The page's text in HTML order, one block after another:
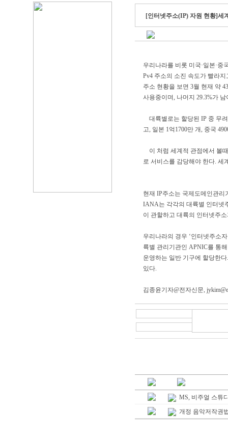
[인터넷주소(IP) 자원 현황]세
우리나라를 비롯 미국·일본·
Pv4 주소의 소진 속도가 빨라
주소 현황을 보면 3월 현재 약
사용중이며, 나머지 29.3%가
대륙별로는 할당된 IP 중 무
고, 일본 1억1700만 개, 중국
이 처럼 세계적 관점에서 볼
로 서비스를 감당해야 한다.
현재 IP주소는 국제도메인관
IANA는 각각의 대륙별 인터넷
이 관할하고 대륙의 인터넷주
우리나라의 경우 ‘인터넷주소
륙별 관리기관인 APNIC를 통
운영하는 일반 기구에 할당한
있다.
김종윤기자@전자신문,
MS, 비주얼 스튜
개정 음악저작권